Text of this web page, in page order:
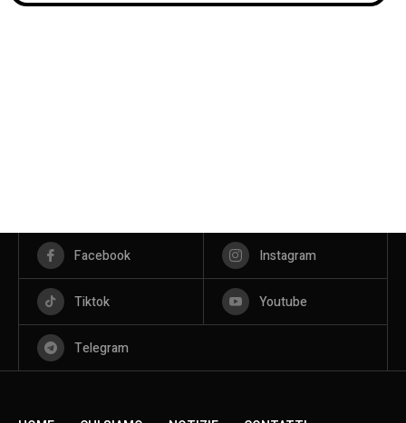
Facebook Instagram
Tiktok Youtube
Telegram